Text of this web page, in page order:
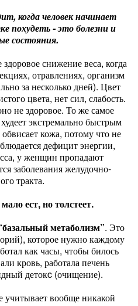
когда человек начинает
похудеть - это болезни и
состояния.
снижение веса, когда
отравлениях, организм
за несколько дней). Цвет
цвета, нет сил, слабость.
не здоровое. То же самое
экстремально быстрым
кожа, потому что не
дефицит энергии,
у женщин пропадают
заболевания желудочно-
тракта.
ест, но толстеет.
метаболизм”. Это
которое нужно каждому
как часы, чтобы билось
кровь, работала печень
детокc (очищение).
учитывает вообще никакой